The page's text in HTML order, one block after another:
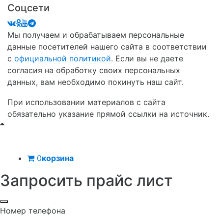
Соцсети
Мы получаем и обрабатываем персональные
данные посетителей нашего сайта в соответствии
с официальной политикой. Если вы не даете
согласия на обработку своих персональных
данных, вам необходимо покинуть наш сайт.
При использовании материалов с сайта
обязательно указание прямой ссылки на источник.
0корзина
Запросить прайс лист
Номер телефона